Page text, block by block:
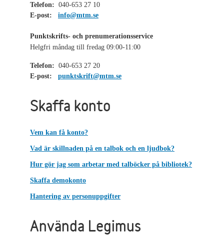
Telefon: 040-653 27 10
E-post:
info@mtm.se
Punktskrifts- och prenumerationsservice
Helgfri måndag till fredag 09:00-11:00
Telefon: 040-653 27 20
E-post:
punktskrift@mtm.se
Skaffa konto
Vem kan få konto?
Vad är skillnaden på en talbok och en ljudbok?
Hur gör jag som arbetar med talböcker på bibliotek?
Skaffa demokonto
Hantering av personuppgifter
Använda Legimus